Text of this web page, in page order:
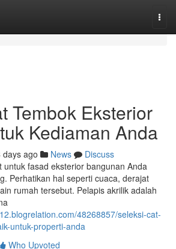
Tembok Eksterior
Kediaman Anda
days ago News
Discuss
untuk fasad eksterior bangunan Anda
Perhatikan hal seperti cuaca, derajat
rumah tersebut. Pelapis akrilik adalah
48268857/seleksi-cat-
untuk-properti-anda
Who Upvoted